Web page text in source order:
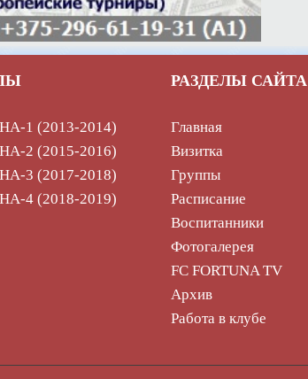
1 (2013-2014)
2 (2015-2016)
3 (2017-2018)
4 (2018-2019)
РАЗДЕЛЫ САЙТА
Главная
Визитка
Группы
Расписание
Воспитанники
Фотогалерея
FC FORTUNA TV
Архив
Работа в клубе